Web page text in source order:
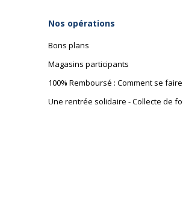
Nos opérations
Bons plans
Magasins participants
100% Remboursé : Comment se
Une rentrée solidaire - Collecte de